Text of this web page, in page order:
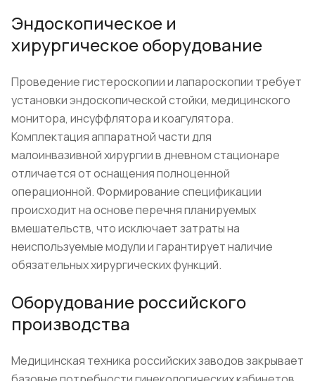
Эндоскопическое и
хирургическое оборудование
Проведение гистероскопии и лапароскопии требует
установки эндоскопической стойки, медицинского
монитора, инсуффлятора и коагулятора.
Комплектация аппаратной части для
малоинвазивной хирургии в дневном стационаре
отличается от оснащения полноценной
операционной. Формирование спецификации
происходит на основе перечня планируемых
вмешательств, что исключает затраты на
неиспользуемые модули и гарантирует наличие
обязательных хирургических функций.
Оборудование российского
производства
Медицинская техника российских заводов закрывает